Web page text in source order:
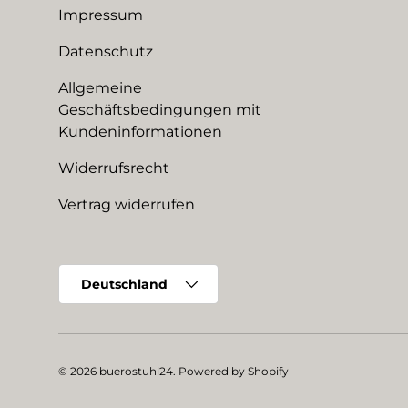
Impressum
Datenschutz
Allgemeine
Geschäftsbedingungen mit
Kundeninformationen
Widerrufsrecht
Vertrag widerrufen
Deutschland
© 2026 buerostuhl24. Powered by Shopify